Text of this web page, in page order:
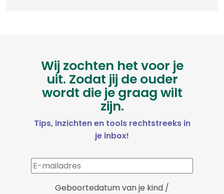
Wij zochten het voor je
uit. Zodat jij de ouder
wordt die je graag wilt
zijn.
Tips, inzichten en tools rechtstreeks in
je inbox!
Geboortedatum van je kind /